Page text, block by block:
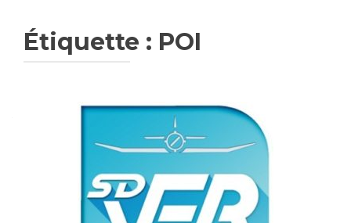
Étiquette : POI